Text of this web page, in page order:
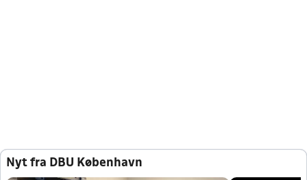
Nyt fra DBU København